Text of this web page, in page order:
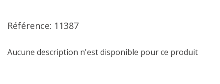
Référence: 11387
Aucune description n'est disponible pour ce produit